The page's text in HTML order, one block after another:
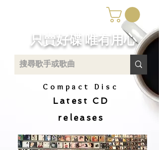
只賣好碟 唯有用心
Compact Disc
Latest CD
releases